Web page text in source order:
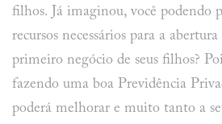
filhos. Já imaginou, você podendo
recursos necessários para a
primeiro negócio de seus filhos?
fazendo uma boa Previdência
poderá melhorar e muito tanto a